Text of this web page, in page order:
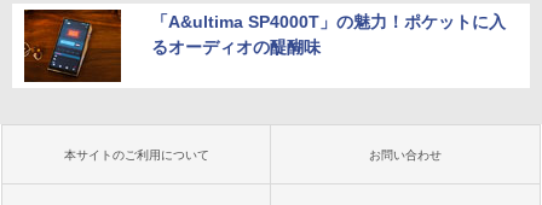
「A&ultima SP4000T」の魅力！ポケットに入
るオーディオの醍醐味
本サイトのご利用について お問い合わせ